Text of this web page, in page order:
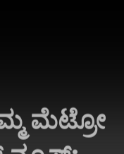
ಮೆಟ್ರೋ
ನ್ಯೂಸ್;